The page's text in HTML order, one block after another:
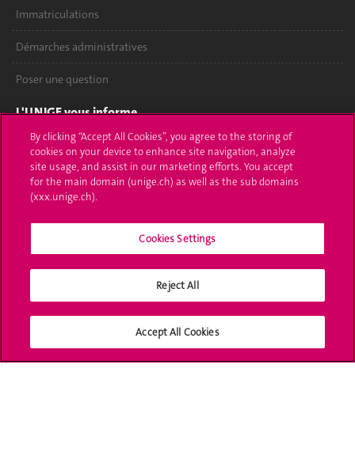
Immatriculations
Démarches administratives
Poser une question
L'UNIGE vous informe
UNIGE Mobile
Médias
By clicking “Accept All Cookies”, you agree to the storing of
cookies on your device to enhance site navigation, analyze
site usage, and assist in our marketing efforts. You accept
for the main domain (unige.ch) as well as the sub domains
(xxx.unige.ch).
Cookies Settings
Reject All
Accept All Cookies